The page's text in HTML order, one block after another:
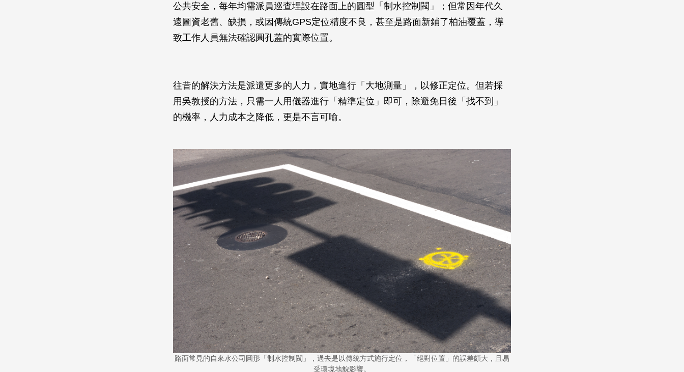
公共安全，每年均需派員巡查埋設在路面上的圓型「制水控制閥」；但常因年代久
遠圖資老舊、缺損，或因傳統GPS定位精度不良，甚至是路面新鋪了柏油覆蓋，導
致工作人員無法確認圓孔蓋的實際位置。
往昔的解決方法是派遣更多的人力，實地進行「大地測量」，以修正定位。但若採
用吳教授的方法，只需一人用儀器進行「精準定位」即可，除避免日後「找不到」
的機率，人力成本之降低，更是不言可喻。
路面常見的自來水公司圓形「制水控制閥」，過去是以傳統方式施行定位，「絕對位置」的誤差頗大，且易
受環境地貌影響。